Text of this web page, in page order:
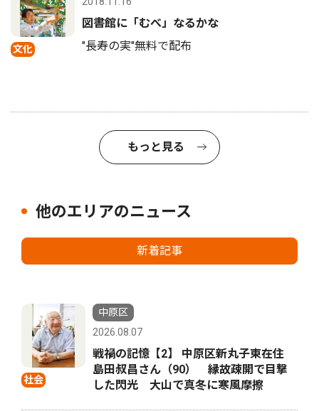
文化
図書館に「むべ」なるかな
"長寿の実"無料で配布
もっと見る
他のエリアのニュース
新着記事
社会
中原区
2026.08.07
戦禍の記憶【2】 中原区新丸子東在住
島田叔昌さん（90） 縁故疎開で目撃
した閃光 大山で真冬に寒風摩擦